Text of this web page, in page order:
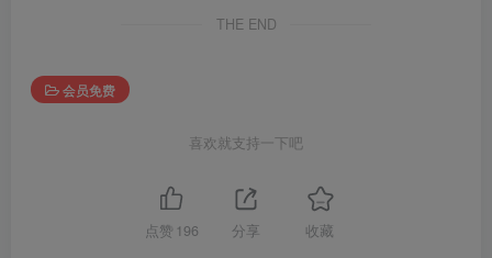
THE END
会员免费
喜欢就支持一下吧
点赞 196 分享 收藏